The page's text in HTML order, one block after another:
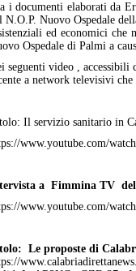
i documenti elaborati da
N.O.P. Nuovo Ospedale
ed economici
Ospedale di Palmi a
seguenti video ,
a network televisivi che
Il servizio sanitario in
www.youtube.com/
a Fimmina TV del
www.youtube.com/
Le proposte di